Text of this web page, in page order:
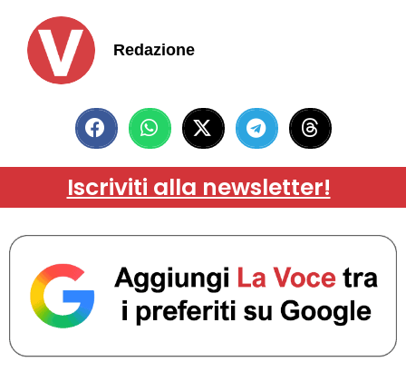
Redazione
Iscriviti alla newsletter!